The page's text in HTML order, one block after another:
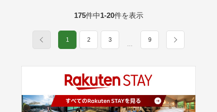
175件中1-20件を表示
1 2 3
…
9